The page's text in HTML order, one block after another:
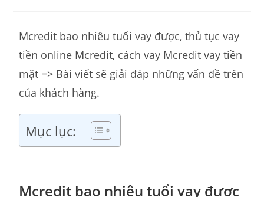
Mcredit bao nhiêu tuổi vay được, thủ tục vay
tiền online Mcredit, cách vay Mcredit vay tiền
mặt => Bài viết sẽ giải đáp những vấn đề trên
của khách hàng.
Mục lục:
Mcredit bao nhiêu tuổi vay được